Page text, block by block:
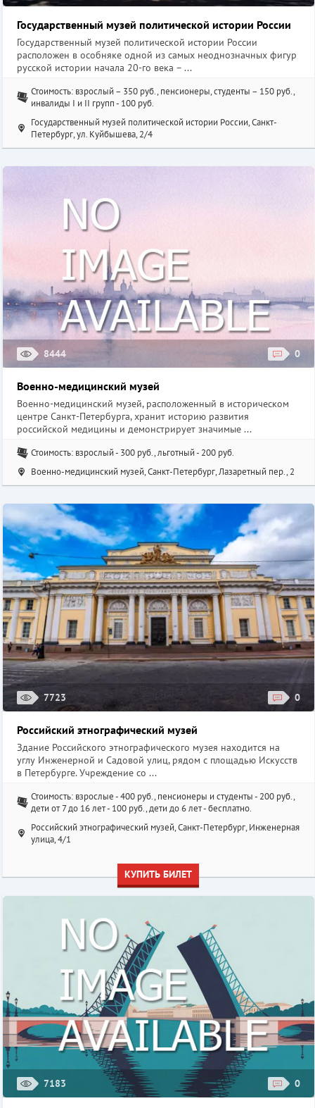
Государственный музей политической истории России
Государственный музей политической истории России
расположен в особняке одной из самых неоднозначных фигур
русской истории начала 20-го века – ...
Стоимость: взрослый – 350 руб., пенсионеры, студенты – 150 руб.,
инвалиды I и II групп - 100 руб.
Государственный музей политической истории России, Санкт-
Петербург, ул. Куйбышева, 2/4
8444 0
Военно-медицинский музей
Военно-медицинский музей, расположенный в историческом
центре Санкт-Петербурга, хранит историю развития
российской медицины и демонстрирует значимые ...
Стоимость: взрослый - 300 руб., льготный - 200 руб.
Военно-медицинский музей, Санкт-Петербург, Лазаретный пер., 2
7723 0
Российский этнографический музей
Здание Российского этнографического музея находится на
углу Инженерной и Садовой улиц, рядом с площадью Искусств
в Петербурге. Учреждение со ...
Стоимость: взрослые - 400 руб., пенсионеры и студенты - 200 руб.,
дети от 7 до 16 лет - 100 руб., дети до 6 лет - бесплатно.
Российский этнографический музей, Санкт-Петербург, Инженерная
улица, 4/1
КУПИТЬ БИЛЕТ
7183 0